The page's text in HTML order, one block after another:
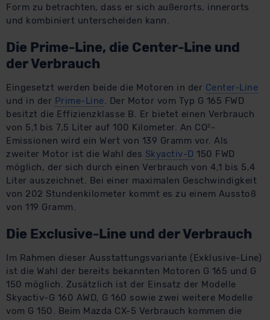
Form zu betrachten, dass er sich außerorts, innerorts
und kombiniert unterscheiden kann.
Die Prime-Line, die Center-Line und
der Verbrauch
Eingesetzt werden beide die Motoren in der Center-Line
und in der Prime-Line . Der Motor vom Typ G 165 FWD
besitzt die Effizienzklasse B. Er bietet einen Verbrauch
von 5,1 bis 7,5 Liter auf 100 Kilometer. An CO²-
Emissionen wird ein Wert von 139 Gramm vor. Als
zweiter Motor ist die Wahl des Skyactiv-D 150 FWD
möglich, der sich durch einen Verbrauch von 4,1 bis 5,4
Liter auszeichnet. Bei einer maximalen Geschwindigkeit
von 202 Stundenkilometer kommt es zu einem Ausstoß
von 119 Gramm.
Die Exclusive-Line und der Verbrauch
Im Rahmen dieser Ausstattungsvariante (Exklusive-Line)
ist die Wahl der bereits bekannten Motoren G 165 und G
150 möglich. Zusätzlich ist der Einsatz der Modelle
Skyactiv-G 160 AWD, G 160 sowie zwei weitere Modelle
vom G 150. Beim Mazda CX-5 Verbrauch kommen die